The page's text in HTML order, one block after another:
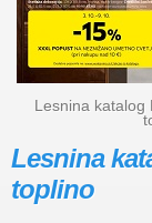
Lesnina katalog
Lesnina
toplino